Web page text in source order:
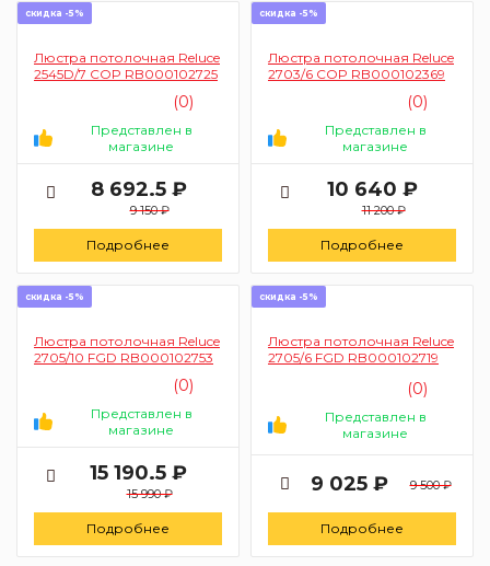
скидка -5%
Люстра потолочная Reluce
2545D/7 COP RB000102725
(0)
Представлен в
магазине
8 692.5 ₽
9 150 ₽
Подробнее
скидка -5%
Люстра потолочная Reluce
2703/6 COP RB000102369
(0)
Представлен в
магазине
10 640 ₽
11 200 ₽
Подробнее
скидка -5%
Люстра потолочная Reluce
2705/10 FGD RB000102753
(0)
Представлен в
магазине
15 190.5 ₽
15 990 ₽
Подробнее
скидка -5%
Люстра потолочная Reluce
2705/6 FGD RB000102719
(0)
Представлен в
магазине
9 025 ₽ 9 500 ₽
Подробнее